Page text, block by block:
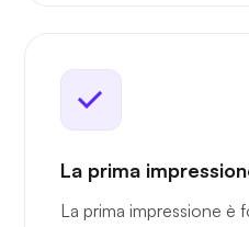
La prima
La prima impressione è